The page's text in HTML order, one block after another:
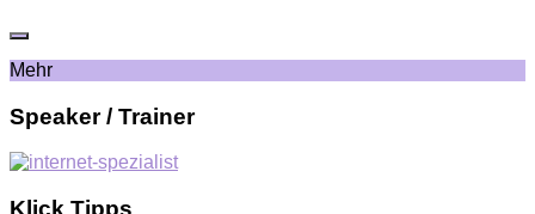
Mehr
Speaker / Trainer
Klick Tipps